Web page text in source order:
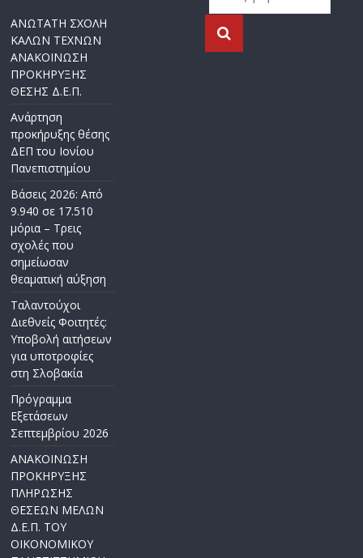
ΑΝΩΤΑΤΗ ΣΧΟΛΗ
ΚΑΛΩΝ ΤΕΧΝΩΝ
ΑΝΑΚΟΙΝΩΣΗ
ΠΡΟΚΗΡΥΞΗΣ
ΘΕΣΗΣ Δ.Ε.Π.
Ανάρτηση
προκήρυξης θέσης
ΔΕΠ του Ιονίου
Πανεπιστημίου
Βάσεις 2026: Από
9.940 σε 17.510
μόρια – Τρεις
σχολές που
σημείωσαν
θεαματική αύξηση
Ταλαντούχοι
Διεθνείς Φοιτητές:
Υποβολή αιτήσεων
για υποτροφίες
στη Σλοβακία
Πρόγραμμα
Εξετάσεων
Σεπτεμβρίου 2026
ΑΝΑΚΟΙΝΩΣΗ
ΠΡΟΚΗΡΥΞΗΣ
ΠΛΗΡΩΣΗΣ
ΘΕΣΕΩΝ ΜΕΛΩΝ
Δ.Ε.Π. ΤΟΥ
ΟΙΚΟΝΟΜΙΚΟΥ